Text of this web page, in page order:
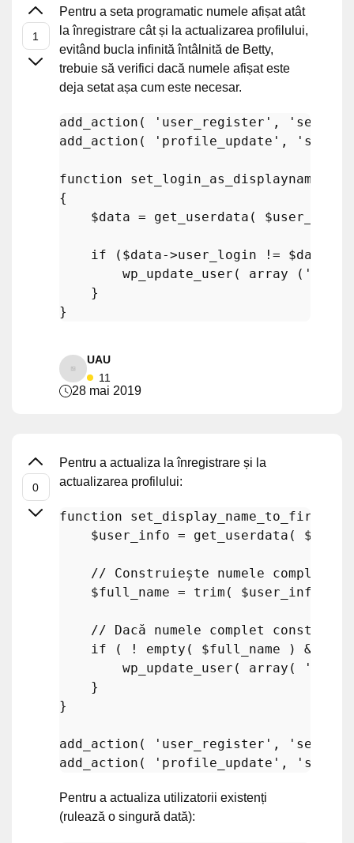
Pentru a seta programatic numele afișat atât
la înregistrare cât și la actualizarea profilului,
evitând bucla infinită întâlnită de Betty,
trebuie să verifici dacă numele afișat este
deja setat așa cum este necesar.
add_action ( 'user_register' ,
add_action ( 'profile_update' ,
function set_login_as_displayname
{
$data = get_userdata ( $user_id
if ( $data->user_login != $data
wp_update_user ( array ( 'ID'
    }
UAU
11
28 mai 2019
Pentru a actualiza la înregistrare și la
actualizarea profilului:
function
$user_info = get_userdata (
// Construiește numele complet
$full_name = trim ( $user_info
// Dacă numele complet
if ( ! empty ( $full_name ) &&
wp_update_user ( array ( 'ID'
    }
}
add_action ( 'user_register' ,
add_action ( 'profile_update' ,
Pentru a actualiza utilizatorii existenți
(rulează o singură dată):